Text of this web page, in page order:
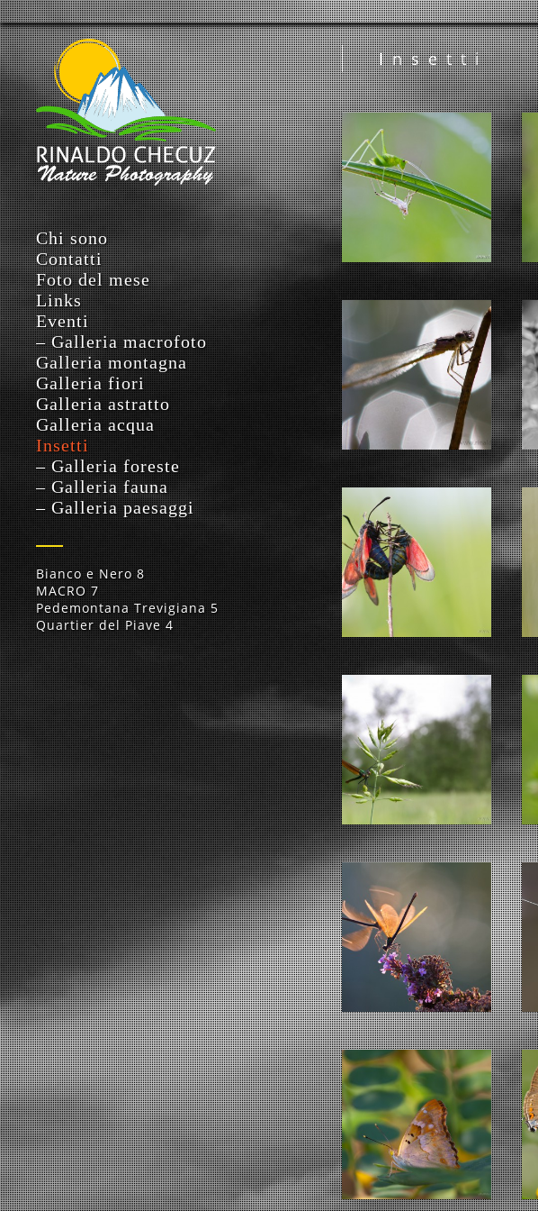
Chi sono
Contatti
Foto del mese
Links
Eventi
– Galleria macrofoto
Galleria montagna
Galleria fiori
Galleria astratto
Galleria acqua
Insetti
– Galleria foreste
– Galleria fauna
– Galleria paesaggi
Bianco e Nero 8
MACRO 7
Pedemontana Trevigiana 5
Quartier del Piave 4
Insetti